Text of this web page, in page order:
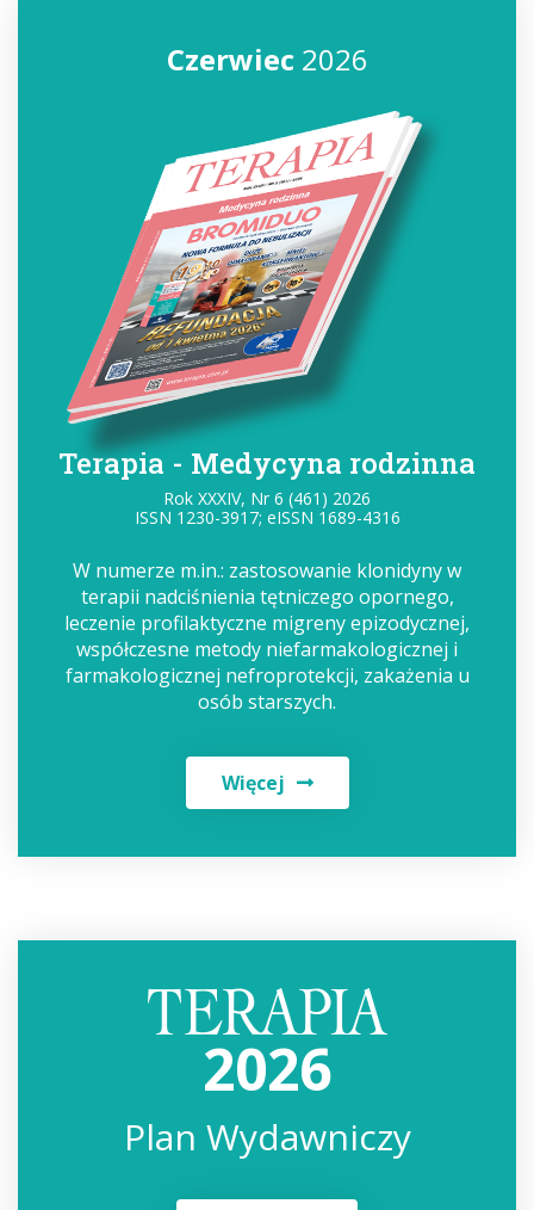
Czerwiec2026
Terapia - Medycyna rodzinna
Rok XXXIV, Nr 6 (461) 2026
ISSN 1230-3917; eISSN 1689-4316
W numerze m.in.: zastosowanie klonidyny w
terapii nadciśnienia tętniczego opornego,
leczenie profilaktyczne migreny epizodycznej,
współczesne metody niefarmakologicznej i
farmakologicznej nefroprotekcji, zakażenia u
osób starszych.
Więcej
2026
Plan Wydawniczy